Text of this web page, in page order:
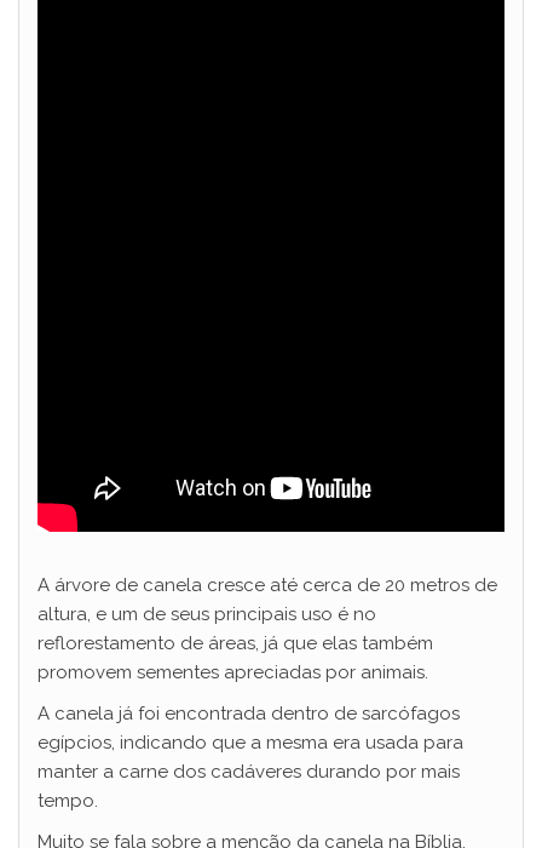
A árvore de canela cresce até cerca de 20 metros de
altura, e um de seus principais uso é no
reflorestamento de áreas, já que elas também
promovem sementes apreciadas por animais.
A canela já foi encontrada dentro de sarcófagos
egípcios, indicando que a mesma era usada para
manter a carne dos cadáveres durando por mais
tempo.
Muito se fala sobre a menção da canela na Bíblia,